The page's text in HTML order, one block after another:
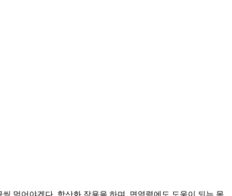
먹어야겠다. 항산화 작용을 하며. 면역력에도 도움이 되는 몸